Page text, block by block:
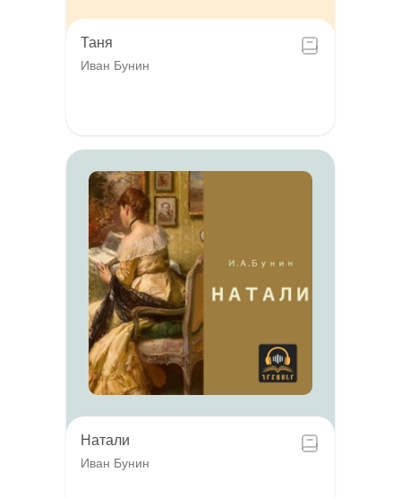
Таня
Иван Бунин
Натали
Иван Бунин